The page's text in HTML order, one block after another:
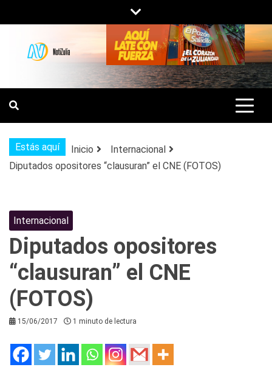
al
contenido
NOTIZULIA
NOTICIAS DEL ZULIA, VENEZUELA Y
DE INTERÉS GENERAL.
Estás aquí Inicio
Internacional
Diputados opositores “clausuran” el CNE (FOTOS)
Internacional
Diputados opositores
“clausuran” el CNE
(FOTOS)
15/06/2017 1 minuto de lectura